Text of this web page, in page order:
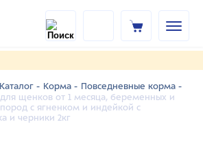
Каталог - Корма - Повседневные корма -
для щенков от 1 месяца, беременных и
с ягненком и индейкой с
и черники 2кг